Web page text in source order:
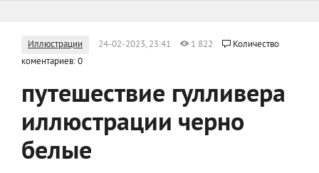
Иллюстрации 24-02-2023, 23:41 1 822
Количество
коментариев: 0
путешествие гулливера
иллюстрации черно
белые